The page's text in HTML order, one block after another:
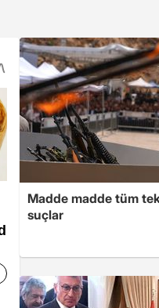
Madde madde tüm
suçlar